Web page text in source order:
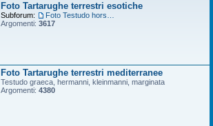
Foto Tartarughe terrestri esotiche
Subforum:
Argomenti: 3617
Foto Tartarughe terrestri mediterranee
Testudo graeca, hermanni, kleinmanni, marginata
Argomenti: 4380